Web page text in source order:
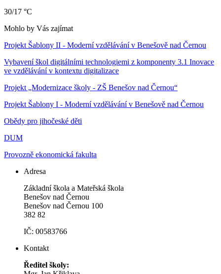
30/17 °C
Mohlo by Vás zajímat
Projekt Šablony II - Moderní vzdělávání v Benešově nad Černou
Vybavení škol digitálními technologiemi z komponenty 3.1 Inovace
ve vzdělávání v kontextu digitalizace
Projekt „Modernizace školy - ZŠ Benešov nad Černou“
Projekt Šablony I - Moderní vzdělávání v Benešově nad Černou
Obědy pro jihočeské děti
DUM
Provozně ekonomická fakulta
Adresa
Základní škola a Mateřská škola
Benešov nad Černou
Benešov nad Černou 100
382 82
IČ: 00583766
Kontakt
Ředitel školy: